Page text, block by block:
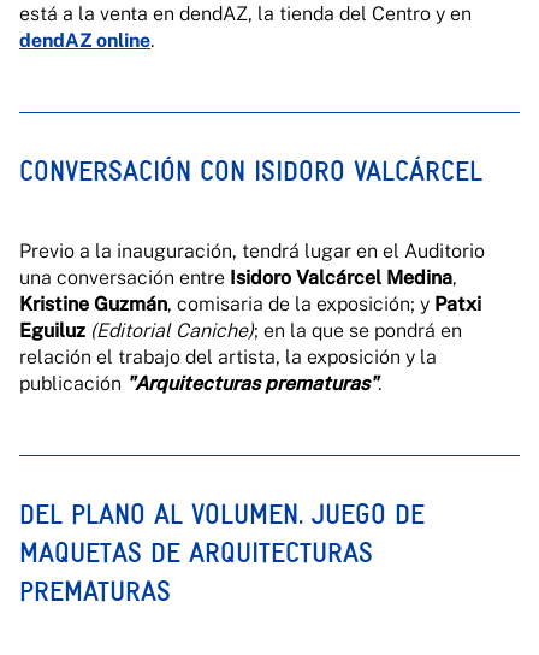
está a la venta en dendAZ, la tienda del Centro y en
dendAZ online.
CONVERSACIÓN CON ISIDORO VALCÁRCEL
Previo a la inauguración, tendrá lugar en el Auditorio
una conversación entre Isidoro Valcárcel Medina,
Kristine Guzmán, comisaria de la exposición; y Patxi
Eguiluz (Editorial Caniche); en la que se pondrá en
relación el trabajo del artista, la exposición y la
publicación "Arquitecturas prematuras".
DEL PLANO AL VOLUMEN. JUEGO DE
MAQUETAS DE ARQUITECTURAS
PREMATURAS